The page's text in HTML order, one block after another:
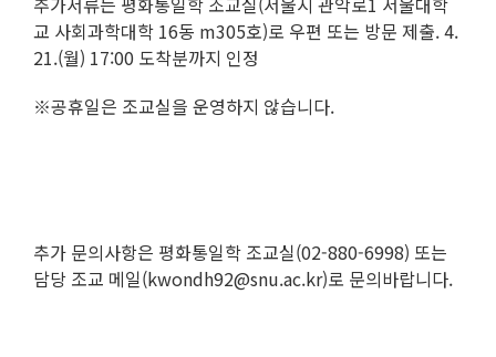
교 사회과학대학 16동 m305호)로 우편 또는 방문 제출. 4.
21.(월) 17:00 도착분까지 인정
※공휴일은 조교실을 운영하지 않습니다.
추가 문의사항은 평화통일학 조교실(02-880-6998) 또는
담당 조교 메일(kwondh92@snu.ac.kr)로 문의바랍니다.